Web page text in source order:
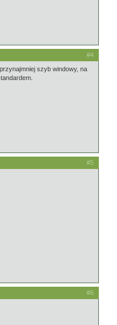
#4
szyb windowy, na
#5
#6